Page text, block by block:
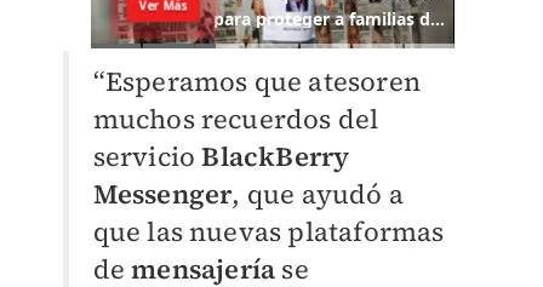
“Esperamos que atesoren
muchos recuerdos del
servicio BlackBerry
Messenger, que ayudó a
que las nuevas plataformas
demensajería se